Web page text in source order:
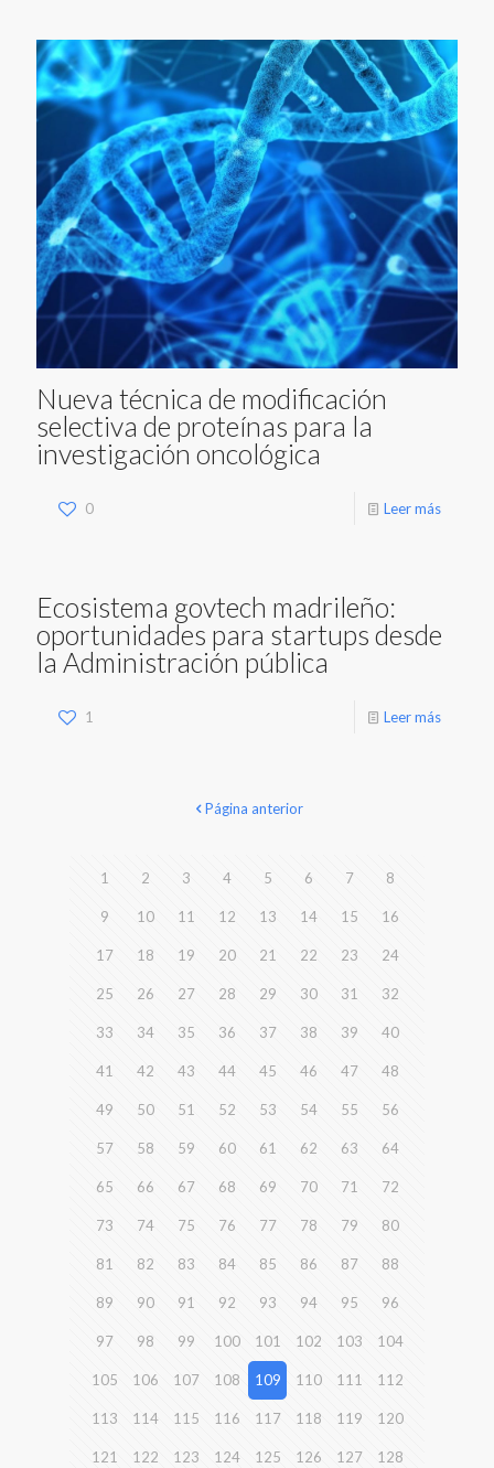
Nueva técnica de modificación
selectiva de proteínas para la
investigación oncológica
0 Leer más
Ecosistema govtech madrileño:
oportunidades para startups desde
la Administración pública
1 Leer más
Página anterior
1 2 3 4 5 6 7 8
9 10 11 12 13 14 15 16
17 18 19 20 21 22 23 24
25 26 27 28 29 30 31 32
33 34 35 36 37 38 39 40
41 42 43 44 45 46 47 48
49 50 51 52 53 54 55 56
57 58 59 60 61 62 63 64
65 66 67 68 69 70 71 72
73 74 75 76 77 78 79 80
81 82 83 84 85 86 87 88
89 90 91 92 93 94 95 96
97 98 99 100 101 102 103 104
105 106 107 108 109 110 111 112
113 114 115 116 117 118 119 120
121 122 123 124 125 126 127 128